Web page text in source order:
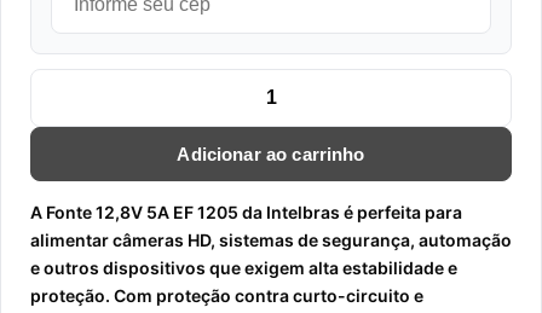
FONTE 12,8V 5A EF 1205 INTELBRAS quantidade
Adicionar ao carrinho
A Fonte 12,8V 5A EF 1205 da Intelbras é perfeita para
alimentar câmeras HD, sistemas de segurança, automação
e outros dispositivos que exigem alta estabilidade e
proteção. Com proteção contra curto-circuito e